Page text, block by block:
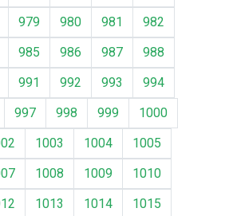
979 980 981
982
985 986 987
988
991 992 993
994
997 998 999
1000
1003 1004
1005
1008 1009
1010
1013 1014
1015